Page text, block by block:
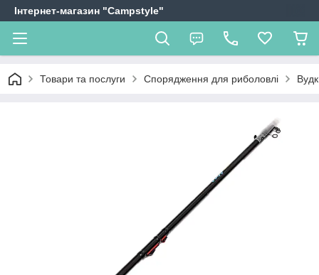
Інтернет-магазин "Campstyle"
Товари та послуги Спорядження для риболовлі